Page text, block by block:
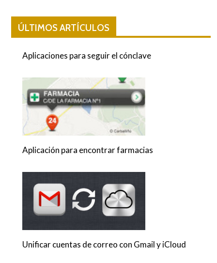
ÚLTIMOS ARTÍCULOS
Aplicaciones para seguir el cónclave
Aplicación para encontrar farmacias
Unificar cuentas de correo con Gmail y iCloud